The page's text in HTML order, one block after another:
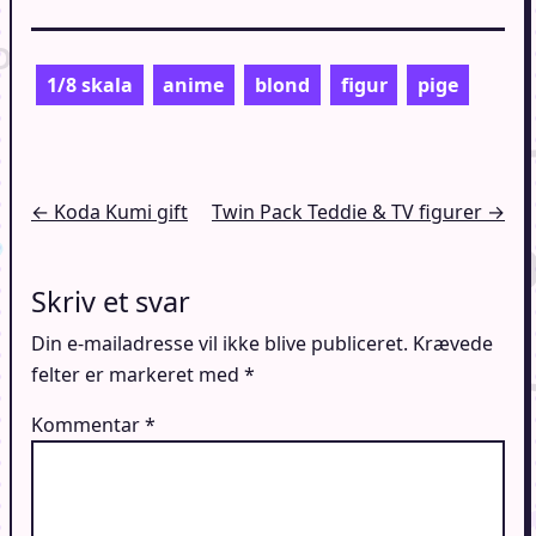
1/8 skala anime blond figur pige
Indlægsnavigation
← Koda Kumi gift Twin Pack Teddie & TV figurer →
Skriv et svar
Din e-mailadresse vil ikke blive publiceret. Krævede
felter er markeret med *
Kommentar*